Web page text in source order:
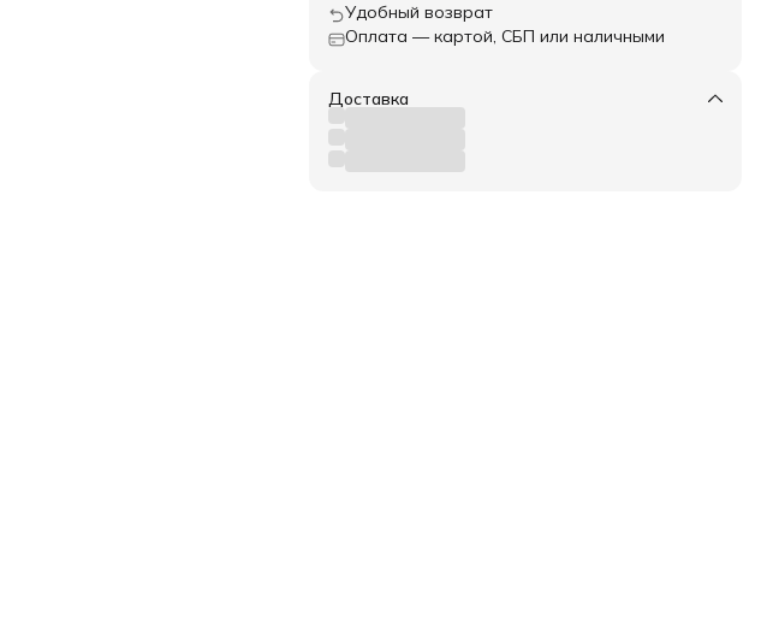
Удобный возврат
Оплата — картой, СБП или наличными
Доставка